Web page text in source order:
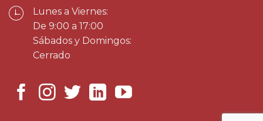
Lunes a Viernes:
De 9:00 a 17:00
Sábados y Domingos:
Cerrado